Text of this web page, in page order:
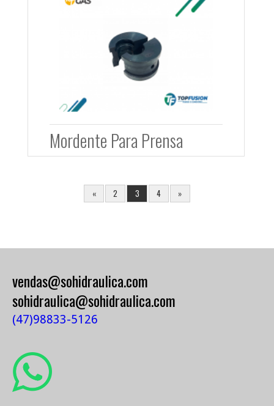
Mordente Para Prensa
« 2 3 4 »
vendas@sohidraulica.com
sohidraulica@sohidraulica.com
(47)98833-5126